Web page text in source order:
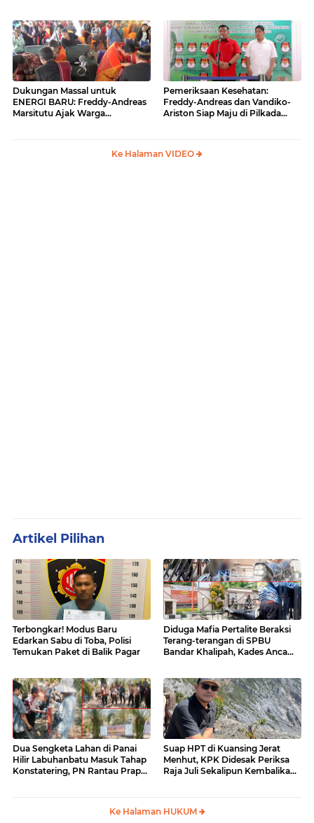
Dukungan Massal untuk
ENERGI BARU: Freddy-Andreas
Marsitutu Ajak Warga
Pemeriksaan Kesehatan:
Freddy-Andreas dan Vandiko-
Ariston Siap Maju di Pilkada
Ke Halaman VIDEO
Artikel Pilihan
Terbongkar! Modus Baru
Edarkan Sabu di Toba, Polisi
Temukan Paket di Balik Pagar
Diduga Mafia Pertalite Beraksi
Terang-terangan di SPBU
Bandar Khalipah, Kades Ancam
Dua Sengketa Lahan di Panai
Hilir Labuhanbatu Masuk Tahap
Konstatering, PN Rantau Prapat
Suap HPT di Kuansing Jerat
Menhut, KPK Didesak Periksa
Raja Juli Sekalipun Kembalikan
Ke Halaman HUKUM